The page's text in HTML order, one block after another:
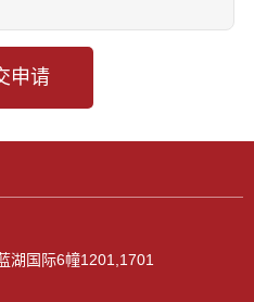
申请
湖国际6幢1201,1701